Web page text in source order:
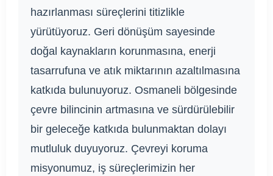
hazırlanması süreçlerini titizlikle
yürütüyoruz. Geri dönüşüm sayesinde
doğal kaynakların korunmasına, enerji
tasarrufuna ve atık miktarının azaltılmasına
katkıda bulunuyoruz. Osmaneli bölgesinde
çevre bilincinin artmasına ve sürdürülebilir
bir geleceğe katkıda bulunmaktan dolayı
mutluluk duyuyoruz. Çevreyi koruma
misyonumuz, iş süreçlerimizin her